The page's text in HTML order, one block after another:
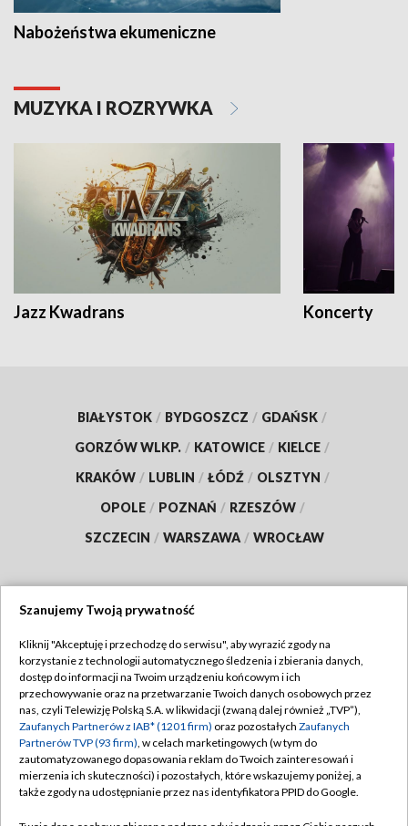
Nabożeństwa ekumeniczne
MUZYKA I ROZRYWKA
Jazz Kwadrans Koncerty
BIAŁYSTOK / BYDGOSZCZ / GDAŃSK /
GORZÓW WLKP. / KATOWICE / KIELCE /
KRAKÓW / LUBLIN / ŁÓDŹ / OLSZTYN /
OPOLE / POZNAŃ / RZESZÓW /
SZCZECIN / WARSZAWA / WROCŁAW
TVP
Abonament TVP
Emisja w TVP
Centrum informacji TVP
Naziemna Telewizja Cyfrowa
Regulamin TVP
Polityka prywatności
Moje zgody
Pomoc
Szanujemy Twoją prywatność
Kliknij "Akceptuję i przechodzę do serwisu", aby wyrazić zgody na
korzystanie z technologii automatycznego śledzenia i zbierania danych,
dostęp do informacji na Twoim urządzeniu końcowym i ich
przechowywanie oraz na przetwarzanie Twoich danych osobowych przez
nas, czyli Telewizję Polską S.A. w likwidacji (zwaną dalej również „TVP”),
Zaufanych Partnerów z IAB* (1201 firm) oraz pozostałych Zaufanych
Partnerów TVP (93 firm), w celach marketingowych (w tym do
zautomatyzowanego dopasowania reklam do Twoich zainteresowań i
mierzenia ich skuteczności) i pozostałych, które wskazujemy poniżej, a
także zgody na udostępnianie przez nas identyfikatora PPID do Google.